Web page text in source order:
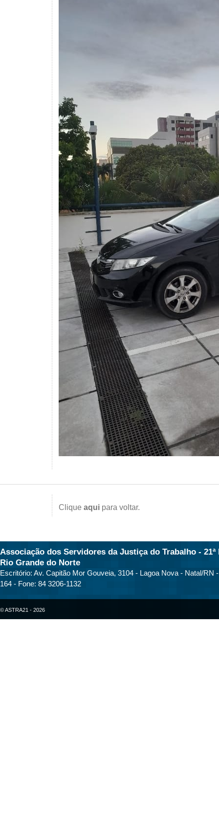
Clique aqui para voltar.
Associação dos Servidores da Justiça do Trabalho - 21ª
Rio Grande do Norte
Escritório: Av. Capitão Mor Gouveia, 3104 - Lagoa Nova - Natal/RN
164 - Fone: 84 3206-1132
© ASTRA21 - 2026